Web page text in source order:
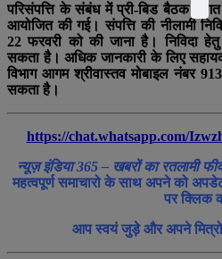
परिसंपत्ति के संबंध में प्री-बिड बैठक
आयोजित की गई। संपत्ति की नीलामी
22 फरवरी को की जाना है। निविदा
सकता है। अधिक जानकारी के लिए
विभाग आगम श्रीवास्तव मोबाइल नंबर
सकता है।
https://chat.whatsapp.com/
न्यूज़ इंडिया 365 – खबरों का रतलामी
महत्वपूर्ण समाचारो के साथ अपने को
पर क्लिक
आप स्वयं जुड़े और अपने मित्रो